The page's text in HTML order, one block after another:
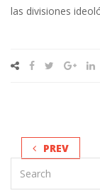
las divisiones
PREV